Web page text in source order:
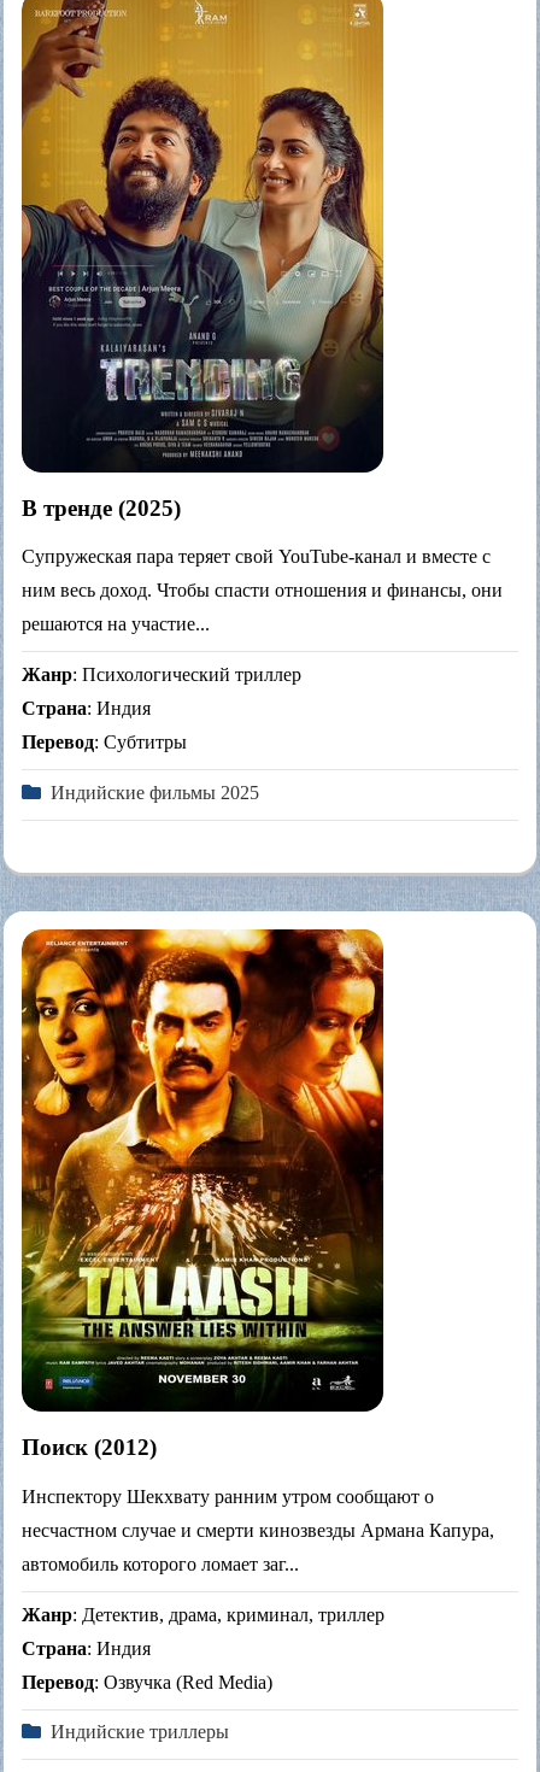
В тренде (2025)
Супружеская пара теряет свой YouTube-канал и вместе с
ним весь доход. Чтобы спасти отношения и финансы, они
решаются на участие...
Жанр: Психологический триллер
Страна: Индия
Перевод: Субтитры
Индийские фильмы 2025
Поиск (2012)
Инспектору Шекхвату ранним утром сообщают о
несчастном случае и смерти кинозвезды Армана Капура,
автомобиль которого ломает заг...
Жанр: Детектив, драма, криминал, триллер
Страна: Индия
Перевод: Озвучка (Red Media)
Индийские триллеры